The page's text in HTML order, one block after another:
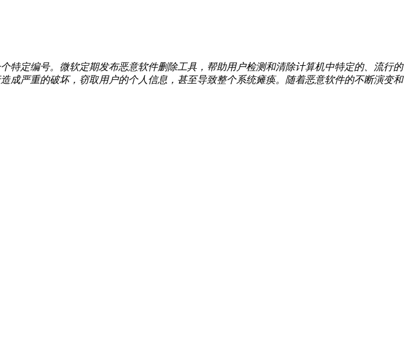
特定编号。微软定期发布恶意软件删除工具，帮助用户检测和清除计算机中特定的、流行的
严重的破坏，窃取用户的个人信息，甚至导致整个系统瘫痪。随着恶意软件的不断演变和